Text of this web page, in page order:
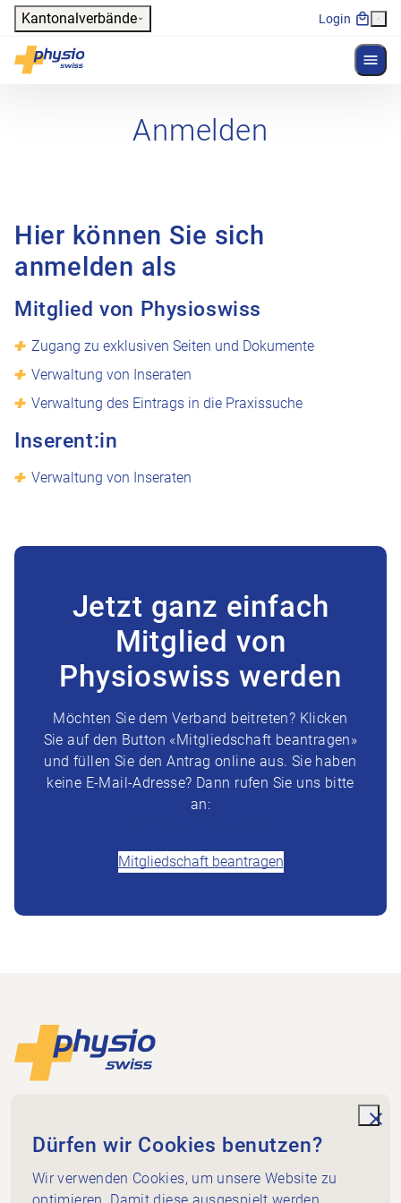
Header
Kantonalverbände Login
Physioswiss
Hauptnavigation
Anmelden
Hier können Sie sich
anmelden als
Mitglied von Physioswiss
Zugang zu exklusiven Seiten und Dokumente
Verwaltung von Inseraten
Verwaltung des Eintrags in die Praxissuche
Inserent:in
Verwaltung von Inseraten
Jetzt ganz einfach
Mitglied von
Physioswiss werden
Möchten Sie dem Verband beitreten? Klicken
Sie auf den Button «Mitgliedschaft beantragen»
und füllen Sie den Antrag online aus. Sie haben
keine E-Mail-Adresse? Dann rufen Sie uns bitte
an:
Mitgliedschaft beantragen
Footer
Dammweg 3
3013 Bern
+41 58 255 36 00
info@physioswiss.ch
Dürfen wir Cookies benutzen?
Wir verwenden Cookies, um unsere Website zu